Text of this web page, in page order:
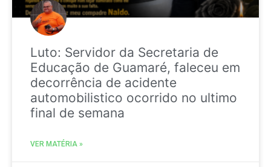
Luto: Servidor da Secretaria de
Educação de Guamaré, faleceu em
decorrência de acidente
automobilistico ocorrido no ultimo
final de semana
VER MATÉRIA »